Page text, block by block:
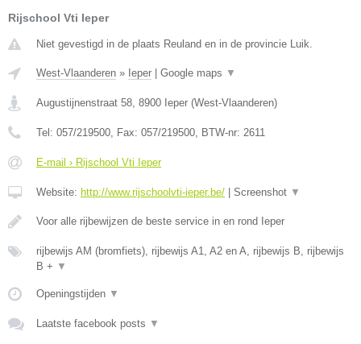
Rijschool Vti Ieper
Niet gevestigd in de plaats Reuland en in de provincie Luik.
West-Vlaanderen » Ieper Google maps ▼
Augustijnenstraat 58, 8900 Ieper (West-Vlaanderen)
Tel: 057/219500, Fax: 057/219500, BTW-nr: 2611
E-mail › Rijschool Vti Ieper
Website: http://www.rijschoolvti-ieper.be/ Screenshot ▼
Voor alle rijbewijzen de beste service in en rond Ieper
rijbewijs AM (bromfiets), rijbewijs A1, A2 en A, rijbewijs B, rijbewijs
B + ▼
Openingstijden ▼
Laatste facebook posts ▼